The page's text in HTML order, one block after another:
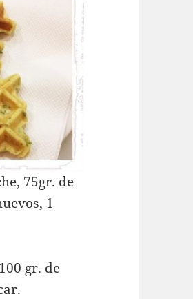
75gr. de
1
gr. de